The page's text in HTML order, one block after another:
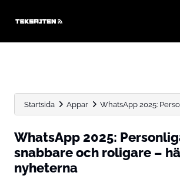
Startsida Appar WhatsApp 2025:
WhatsApp 2025:
snabbare och roligare –
nyheterna